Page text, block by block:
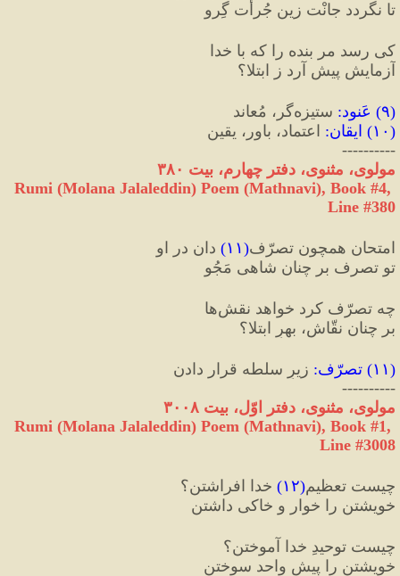
تا نگردد جانْت زین جُرأت گِرو
کی رسد مر بنده را که با خدا
آزمایش پیش آرد ز ابتلا؟
(۹) عَنود: ستیزه‌گر، مُعاند
( ۱۰) ایقان: اعتماد، باور، یقین
----------
مولوی، مثنوی، دفتر چهارم، بیت ٣۸۰
Rumi (Molana Jalaleddin) Poem (Mathnavi), Book #4,
Line #380
امتحان همچون تصرّف(۱۱) دان در او
تو تصرف بر چنان شاهی مَجُو
چه تصرّف کرد خواهد نقش‌ها
بر چنان نقّاش، بهرِ ابتلا؟
(۱۱) تصرّف: زیرِ سلطه قرار دادن
----------
مولوی، مثنوی، دفتر اوّل، بیت ۳۰۰۸
Rumi (Molana Jalaleddin) Poem (Mathnavi), Book #1,
Line #3008
چیست تعظیمِ(۱۲) خدا افراشتن؟
خویشتن را خوار و خاکی داشتن
چیست توحیدِ خدا آموختن؟
خویشتن را پیشِ واحد سوختن